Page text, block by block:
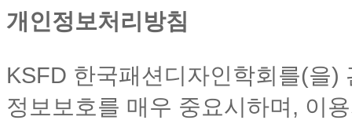
개인정보처리방침
KSFD 한국패션디자인학회를(을
정보보호를 매우 중요시하며, 이